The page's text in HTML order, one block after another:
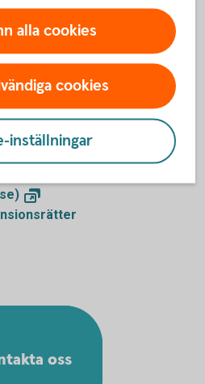
(pensionsmyndigheten.se)
oss
alla cookies
cookies
inställningar